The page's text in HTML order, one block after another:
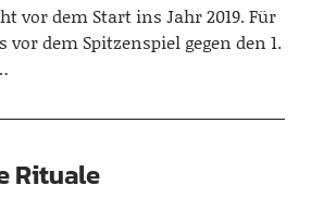
vor dem Start ins Jahr 2019. Für
vor dem Spitzenspiel gegen den 1.
Rituale